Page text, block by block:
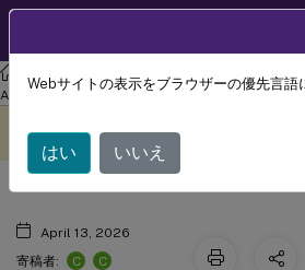
リナックス バーチャル デリバリー エージェ
Agent 2210
翻訳されています。
印刷のベストプラクテ
April 13, 2026
寄稿者:
C C
Webサイトの表示をブラウザーの優先言語
はい いいえ